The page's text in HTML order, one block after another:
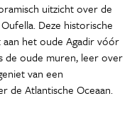
uitzicht over de
Deze historische
het oude Agadir vóór
de oude muren, leer over
van een
de Atlantische Oceaan.